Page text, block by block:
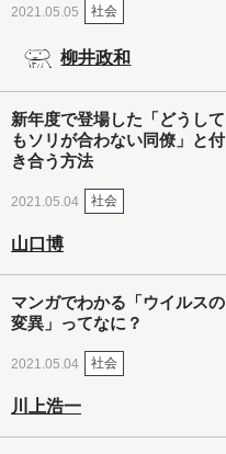
2021.05.05 社会
柳井政和
新年度で登場した「どうして
もソリが合わない同僚」と付
き合う方法
2021.05.04 社会
山口博
マンガでわかる「ウイルスの
変異」ってなに？
2021.05.04 社会
川上浩一